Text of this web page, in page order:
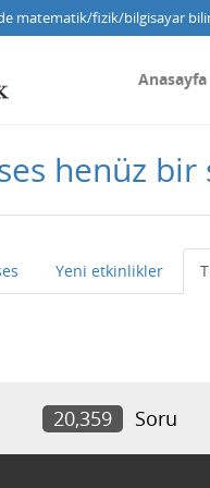
matematik/fizik/bilgisayar
Anasayfa
henüz
Yeni etkinlikler
20,359 Soru